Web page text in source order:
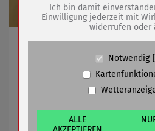
Förderverein der Stadt- und
Sömmerda ein
Neues Grün für eine
Anbieter
Eigentümer
Wenselaar GmbH
Absicherung
Anbieter
Eigentümer
Wenselaar
Ich bin damit
Einwilligung jederzeit mit
widerrufen oder
Notwendig
ALLE